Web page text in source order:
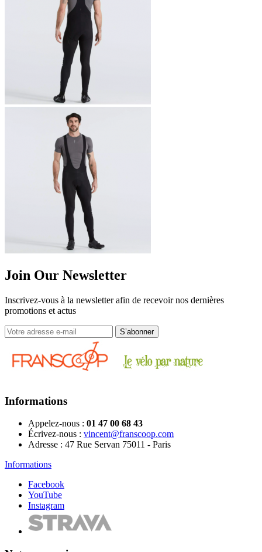
Join Our Newsletter
Inscrivez-vous à la newsletter afin de recevoir nos dernières
promotions et actus
Informations
Appelez-nous : 01 47 00 68 43
Écrivez-nous : vincent@franscoop.com
Adresse : 47 Rue Servan 75011 - Paris
Informations
Facebook
YouTube
Instagram